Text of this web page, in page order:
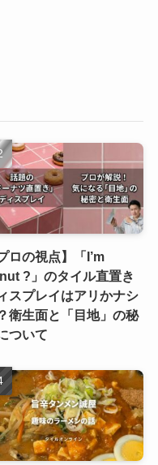
ロの視点】「I’m
?」のタイル直置き
スプレイはアリかナシ
衛生面と「目地」の秘
ついて